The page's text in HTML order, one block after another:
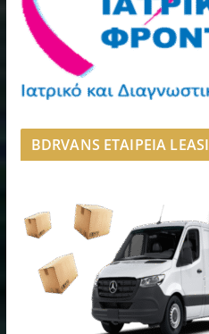
BDRVANS ΕΤΑΙΡΕΙΑ